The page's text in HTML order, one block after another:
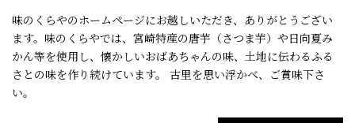
味のくらやのホームページにお越しいただき、ありがとうござい
ます。味のくらやでは、宮崎特産の唐芋（さつま芋）や日向夏み
かん等を使用し、懐かしいおばあちゃんの味、土地に伝わるふる
さとの味を作り続けています。 古里を思い浮かべ、ご賞味下さ
い。